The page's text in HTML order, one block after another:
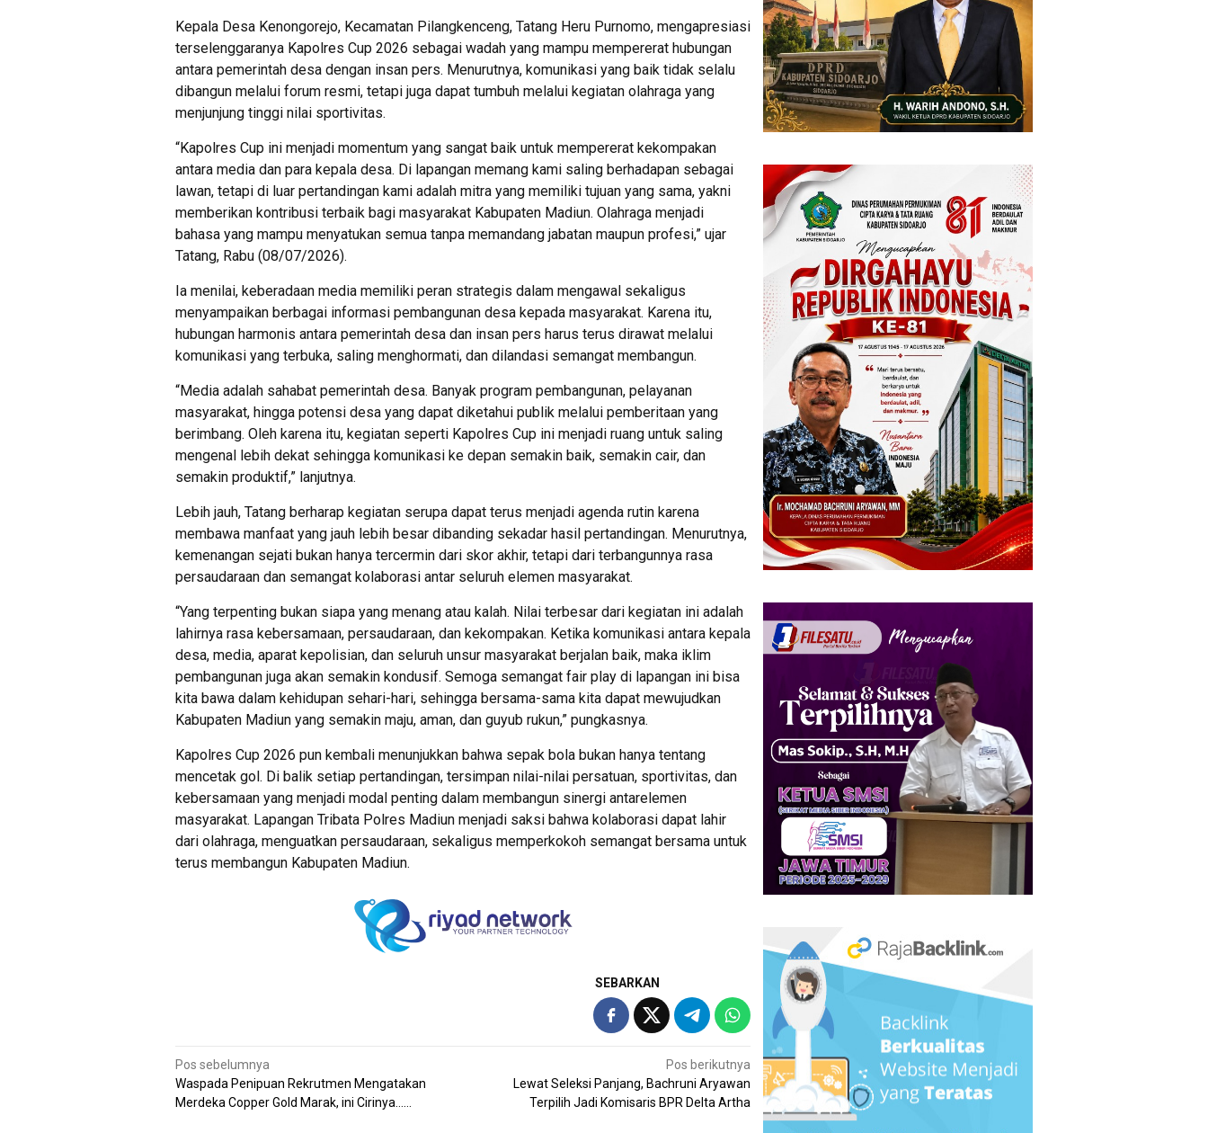
Kepala Desa Kenongorejo, Kecamatan Pilangkenceng, Tatang Heru Purnomo, mengapresiasi
terselenggaranya Kapolres Cup 2026 sebagai wadah yang mampu mempererat hubungan
antara pemerintah desa dengan insan pers. Menurutnya, komunikasi yang baik tidak selalu
dibangun melalui forum resmi, tetapi juga dapat tumbuh melalui kegiatan olahraga yang
menjunjung tinggi nilai sportivitas.
“Kapolres Cup ini menjadi momentum yang sangat baik untuk mempererat kekompakan
antara media dan para kepala desa. Di lapangan memang kami saling berhadapan sebagai
lawan, tetapi di luar pertandingan kami adalah mitra yang memiliki tujuan yang sama, yakni
memberikan kontribusi terbaik bagi masyarakat Kabupaten Madiun. Olahraga menjadi
bahasa yang mampu menyatukan semua tanpa memandang jabatan maupun profesi,” ujar
Tatang, Rabu (08/07/2026).
Ia menilai, keberadaan media memiliki peran strategis dalam mengawal sekaligus
menyampaikan berbagai informasi pembangunan desa kepada masyarakat. Karena itu,
hubungan harmonis antara pemerintah desa dan insan pers harus terus dirawat melalui
komunikasi yang terbuka, saling menghormati, dan dilandasi semangat membangun.
“Media adalah sahabat pemerintah desa. Banyak program pembangunan, pelayanan
masyarakat, hingga potensi desa yang dapat diketahui publik melalui pemberitaan yang
berimbang. Oleh karena itu, kegiatan seperti Kapolres Cup ini menjadi ruang untuk saling
mengenal lebih dekat sehingga komunikasi ke depan semakin baik, semakin cair, dan
semakin produktif,” lanjutnya.
Lebih jauh, Tatang berharap kegiatan serupa dapat terus menjadi agenda rutin karena
membawa manfaat yang jauh lebih besar dibanding sekadar hasil pertandingan. Menurutnya,
kemenangan sejati bukan hanya tercermin dari skor akhir, tetapi dari terbangunnya rasa
persaudaraan dan semangat kolaborasi antar seluruh elemen masyarakat.
“Yang terpenting bukan siapa yang menang atau kalah. Nilai terbesar dari kegiatan ini adalah
lahirnya rasa kebersamaan, persaudaraan, dan kekompakan. Ketika komunikasi antara kepala
desa, media, aparat kepolisian, dan seluruh unsur masyarakat berjalan baik, maka iklim
pembangunan juga akan semakin kondusif. Semoga semangat fair play di lapangan ini bisa
kita bawa dalam kehidupan sehari-hari, sehingga bersama-sama kita dapat mewujudkan
Kabupaten Madiun yang semakin maju, aman, dan guyub rukun,” pungkasnya.
Kapolres Cup 2026 pun kembali menunjukkan bahwa sepak bola bukan hanya tentang
mencetak gol. Di balik setiap pertandingan, tersimpan nilai-nilai persatuan, sportivitas, dan
kebersamaan yang menjadi modal penting dalam membangun sinergi antarelemen
masyarakat. Lapangan Tribata Polres Madiun menjadi saksi bahwa kolaborasi dapat lahir
dari olahraga, menguatkan persaudaraan, sekaligus memperkokoh semangat bersama untuk
terus membangun Kabupaten Madiun.
SEBARKAN
Navigasi
pos
Pos sebelumnya
Waspada Penipuan Rekrutmen Mengatakan
Merdeka Copper Gold Marak, ini Cirinya……
Pos berikutnya
Lewat Seleksi Panjang, Bachruni Aryawan
Terpilih Jadi Komisaris BPR Delta Artha